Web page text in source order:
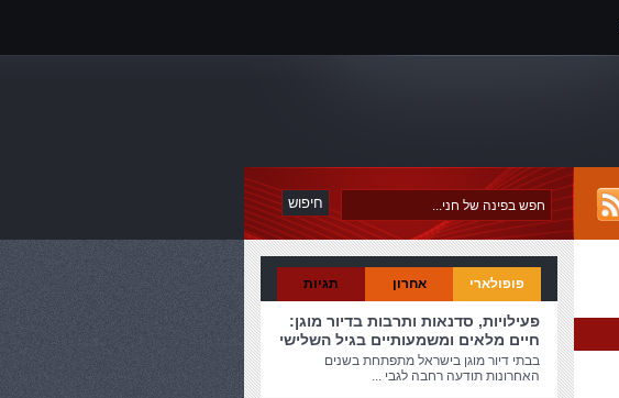
פופולארי אחרון תגיות
פעילויות, סדנאות ותרבות בדיור מוגן:
חיים מלאים ומשמעותיים בגיל השלישי
בבתי דיור מוגן בישראל מתפתחת בשנים
האחרונות תודעה רחבה לגבי ...